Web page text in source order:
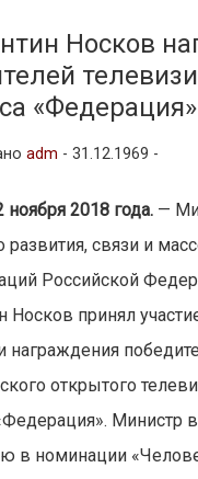
и
Носков
«Федерация»
adm - 31.12.1969 -
ноября 2018 года. —
развития, связи и
Российской
Носков принял
награждения
открытого
Министр
в номинации